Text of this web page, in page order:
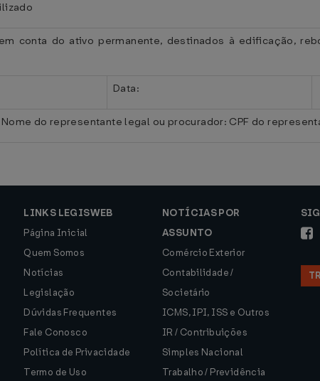
conta do ativo permanente, destinados à edificação,
Data:
do representante legal ou procurador: CPF do
LINKS LEGISWEB
Página Inicial
Quem Somos
Notícias
Legislação
Dúvidas Frequentes
Fale Conosco
Política de Privacidade
Termo de Uso
NOTÍCIAS POR
ASSUNTO
Comércio Exterior
Contabilidade /
Societário
ICMS, IPI, ISS e Outros
IR / Contribuições
Simples Nacional
Trabalho / Previdência